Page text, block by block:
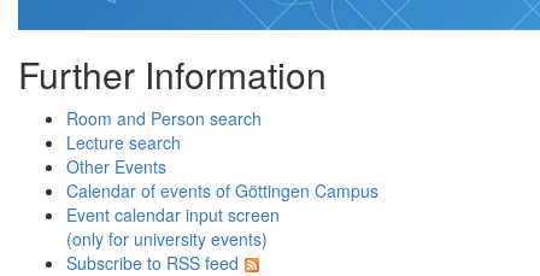
Further Information
Room and Person search
Lecture search
Other Events
Calendar of events of Göttingen Campus
Event calendar input screen
(only for university events)
Subscribe to RSS feed